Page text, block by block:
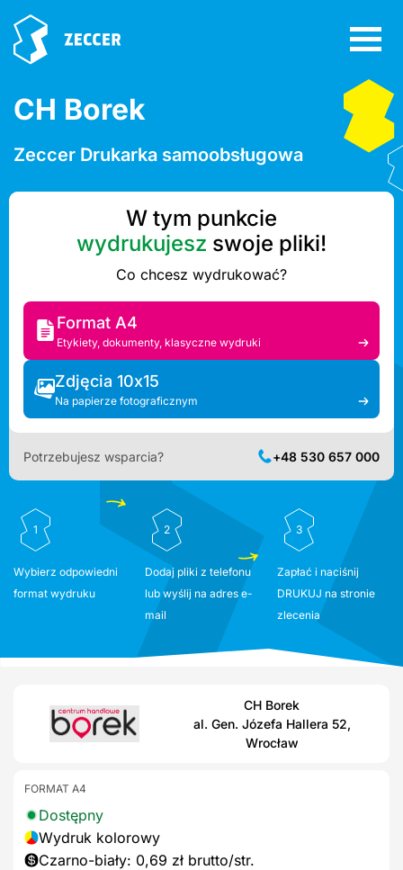
CH Borek
Zeccer Drukarka samoobsługowa
W tym punkcie
wydrukujesz swoje pliki!
Co chcesz wydrukować?
Format A4
Etykiety, dokumenty, klasyczne wydruki
Zdjęcia 10x15
Na papierze fotograficznym
Potrzebujesz wsparcia? +48 530 657 000
1
Wybierz odpowiedni
format wydruku
2
Dodaj pliki z telefonu
lub wyślij na adres e-
mail
3
Zapłać i naciśnij
DRUKUJ na stronie
zlecenia
CH Borek
al. Gen. Józefa Hallera 52,
Wrocław
FORMAT A4
Dostępny
Wydruk kolorowy
Czarno-biały: 0,69 zł brutto/str.